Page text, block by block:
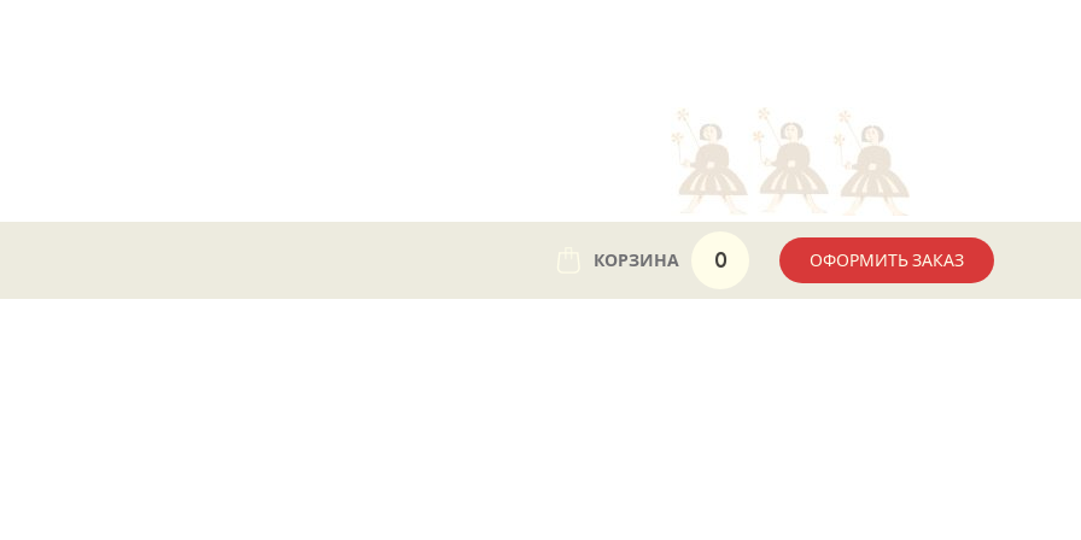
КОРЗИНА 0 ОФОРМИТЬ ЗАКАЗ